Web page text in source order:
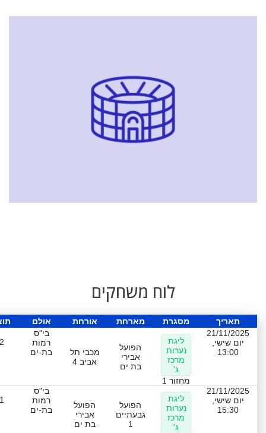
לוח משחקים
תאריך מסגרת מארחת אורחת אולם
21/11/2025
יום שישי,
13:00
ליגת
נערות
מרכז
ג'
מחזור 1
הפועל
אבירי
בת ים
מכבי תל
אביב 4
בי"ס
רמות
בת-ים
21/11/2025
יום שישי,
15:30
ליגת
נערות
מרכז
ג'
הפועל
גבעתיים
1
הפועל
אבירי
בת ים
בי"ס
רמות
בת-ים